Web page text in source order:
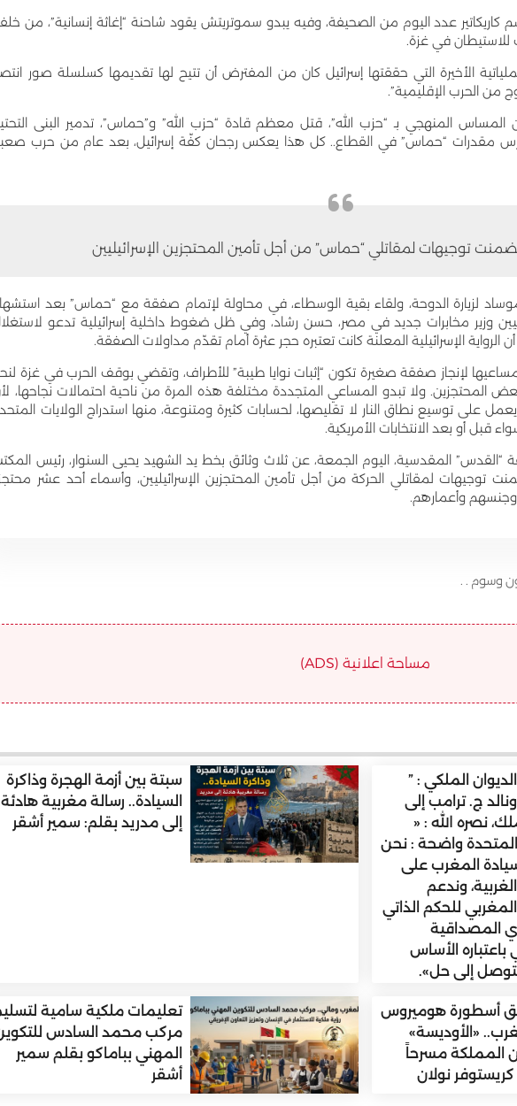
كاريكاتير عدد اليوم من الصحيفة، وفيه يبدو سموتريتش يقود شاحنة “إغاثة إنسانية”، من
للاستيطان في غزة.
الأخيرة التي حققتها إسرائيل كان من المفترض أن تتيح لها تقديمها كسلسلة صور
من الحرب الإقليمية”.
المساس المنهجي بـ “حزب الله”، قتل معظم قادة “حزب الله” و”حماس”، تدمير البنى
مقدرات “حماس” في القطاع.. كل هذا يعكس رجحان كفّة إسرائيل، بعد عام من حرب
لزيارة الدوحة، ولقاء بقية الوسطاء، في محاولة لإتمام صفقة مع “حماس” بعد
وزير مخابرات جديد في مصر، حسن رشاد، وفي ظل ضغوط داخلية إسرائيلية تدعو
الرواية الإسرائيلية المعلنة كانت تعتبره حجر عثرة أمام تقدّم مداولات الصفقة.
لإنجاز صفقة صغيرة تكون “إثبات نوايا طيبة” للأطراف، وتقضي بوقف الحرب في غزة
المحتجزين. ولا تبدو المساعي المتجددة مختلفة هذه المرة من ناحية احتمالات نجاحها،
على توسيع نطاق النار لا تقليصها، لحسابات كثيرة ومتنوعة، منها استدراج الولايات
قبل أو بعد الانتخابات الأمريكية.
المقدسية، اليوم الجمعة، عن ثلاث وثائق بخط يد الشهيد يحيى السنوار، رئيس
توجيهات لمقاتلي الحركة من أجل تأمين المحتجزين الإسرائيليين، وأسماء أحد عشر
وجنسهم وأعمارهم.
وسوم . .
مساحة اعلانية (ADS)
الملكي : ”
ج. ترامب إلى
نصره الله : «
المتحدة واضحة : نحن
المغرب على
وندعم
المغربي للحكم الذاتي
المصداقية
باعتباره الأساس
إلى حل».
سبتة بين أزمة الهجرة وذاكرة
السيادة.. رسالة مغربية هادئة
إلى مدريد بقلم: سمير أشقر
أسطورة هوميروس
«الأوديسة»
المملكة مسرحاً
نولان
تعليمات ملكية سامية
مركب محمد السادس
المهني بباماكو بقلم سمير
أشقر